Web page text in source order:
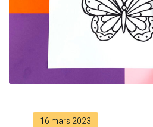
16 mars 2023